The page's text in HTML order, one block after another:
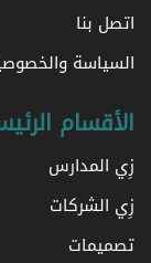
اتصل بنا
السياسة
الأقسام
زِي المدارس
زِي الشركات
تصميمات